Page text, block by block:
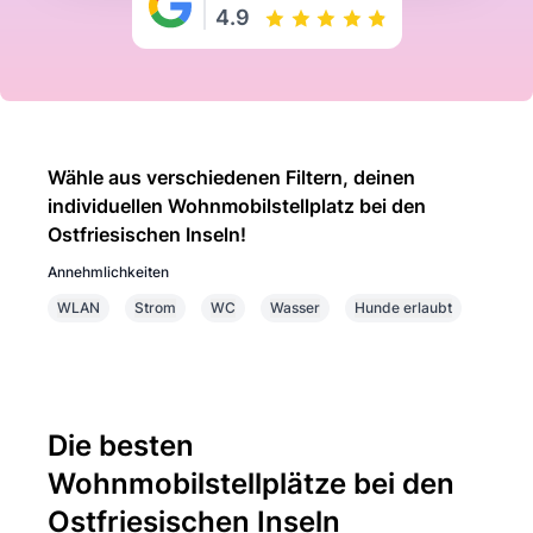
4.9
Wähle aus verschiedenen Filtern, deinen
individuellen Wohnmobilstellplatz bei den
Ostfriesischen Inseln!
Annehmlichkeiten
WLAN
Strom WC Wasser Hunde erlaubt
Die besten
Wohnmobilstellplätze bei den
Ostfriesischen Inseln